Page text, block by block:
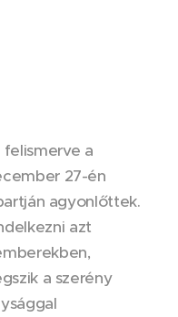
a
27-én
agyonlőttek.
azt
a szerény